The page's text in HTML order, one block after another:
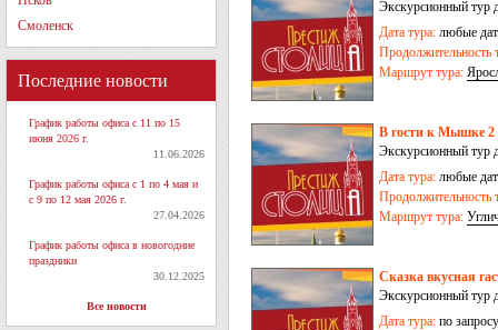
Смоленск
Последние новости
График работы офиса с 11 по 15
июня 2026 г.
11.06.2026
График работы офиса с 1 по 4 мая и
с 9 по 12 мая 2026 г.
27.04.2026
График работы офиса в новогодние
праздники
30.12.2025
Все новости
Экскурсионный тур
Дата тура: любые
Продолжительность
Маршрут тура:
В гости к Мышке 2
Экскурсионный тур
Дата тура: любые
Продолжительность
Маршрут тура:
Сказка вкусная
Экскурсионный тур
Дата тура: по запросу